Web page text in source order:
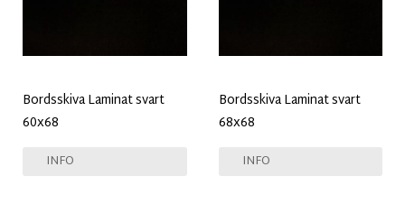
Bordsskiva Laminat svart
60x68
INFO
Bordsskiva Laminat svart
68x68
INFO